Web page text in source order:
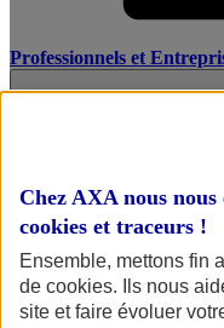
Professionnels et
Chez AXA nous
cookies et traceurs !
Ensemble, mettons fin
de cookies. Ils nous
site et faire évoluer